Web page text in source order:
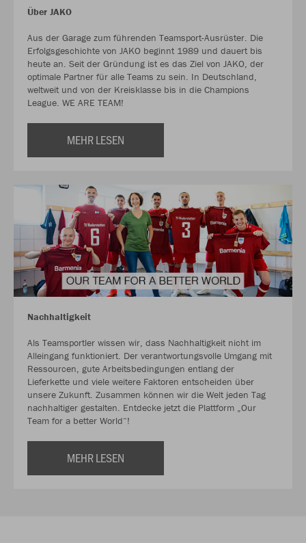
Über JAKO
Aus der Garage zum führenden Teamsport-Ausrüster. Die
Erfolgsgeschichte von JAKO beginnt 1989 und dauert bis
heute an. Seit der Gründung ist es das Ziel von JAKO, der
optimale Partner für alle Teams zu sein. In Deutschland,
weltweit und von der Kreisklasse bis in die Champions
League. WE ARE TEAM!
MEHR LESEN
Nachhaltigkeit
Als Teamsportler wissen wir, dass Nachhaltigkeit nicht im
Alleingang funktioniert. Der verantwortungsvolle Umgang mit
Ressourcen, gute Arbeitsbedingungen entlang der
Lieferkette und viele weitere Faktoren entscheiden über
unsere Zukunft. Zusammen können wir die Welt jeden Tag
nachhaltiger gestalten. Entdecke jetzt die Plattform „Our
Team for a better World“!
MEHR LESEN